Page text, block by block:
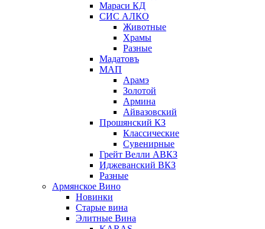
Мараси КД
СИС АЛКО
Животные
Храмы
Разные
Мадатовъ
МАП
Арамэ
Золотой
Армина
Айвазовский
Прошянский КЗ
Классические
Сувенирные
Грейт Велли АВКЗ
Иджеванский ВКЗ
Разные
Армянское Вино
Новинки
Старые вина
Элитные Вина